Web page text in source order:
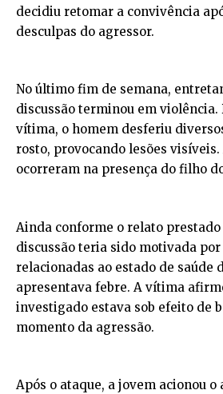
decidiu retomar a convivência
desculpas do agressor.
No último fim de semana,
discussão terminou em violência.
vítima, o homem desferiu
rosto, provocando lesões visíveis.
ocorreram na presença do filho
Ainda conforme o relato prestado
discussão teria sido motivada
relacionadas ao estado de saúde
apresentava febre. A vítima
investigado estava sob efeito de
momento da agressão.
Após o ataque, a jovem acionou o